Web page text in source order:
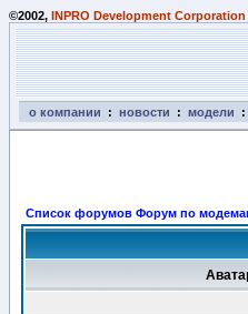
©2002, INPRO Development Corporation
о компании : новости : модели :
Список форумов Форум по